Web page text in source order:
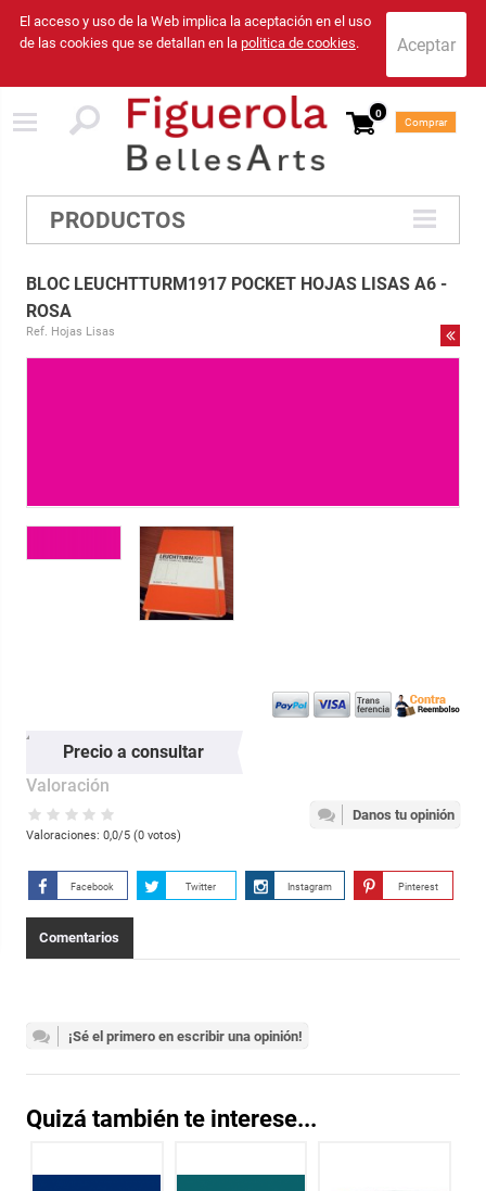
El acceso y uso de la Web implica la aceptación en el uso
de las cookies que se detallan en la politica de cookies.
0
Comprar
PRODUCTOS
BLOC LEUCHTTURM1917 POCKET HOJAS LISAS A6 -
ROSA
Ref. Hojas Lisas
Precio a consultar
Danos tu opinión
Valoración
Valoraciones: 0,0/5 (0votos)
Facebook Twitter Instagram Pinterest
Comentarios
¡Sé el primero en escribir una opinión!
Quizá también te interese...